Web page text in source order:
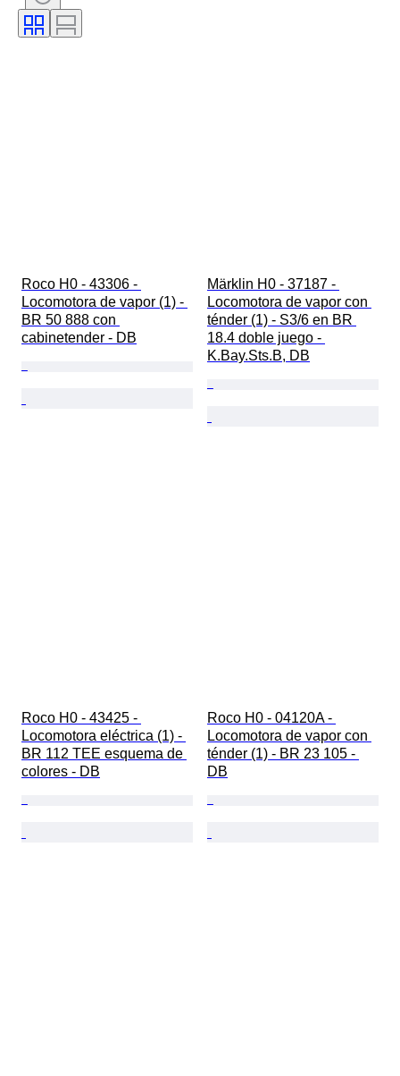
Empresa ferroviaria
Roco H0 - 43306 -
Locomotora de vapor (1) -
BR 50 888 con
cabinetender - DB
Märklin H0 - 37187 -
Locomotora de vapor con
ténder (1) - S3/6 en BR
18.4 doble juego -
K.Bay.Sts.B, DB
Roco H0 - 43425 -
Locomotora eléctrica (1) -
BR 112 TEE esquema de
colores - DB
Roco H0 - 04120A -
Locomotora de vapor con
ténder (1) - BR 23 105 -
DB